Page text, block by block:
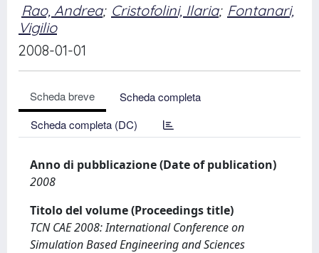
Rao, Andrea; Cristofolini, Ilaria; Fontanari,
Vigilio
2008-01-01
Scheda breve
Scheda completa
Scheda completa (DC)
Anno di pubblicazione (Date of publication)
2008
Titolo del volume (Proceedings title)
TCN CAE 2008: International Conference on
Simulation Based Engineering and Sciences